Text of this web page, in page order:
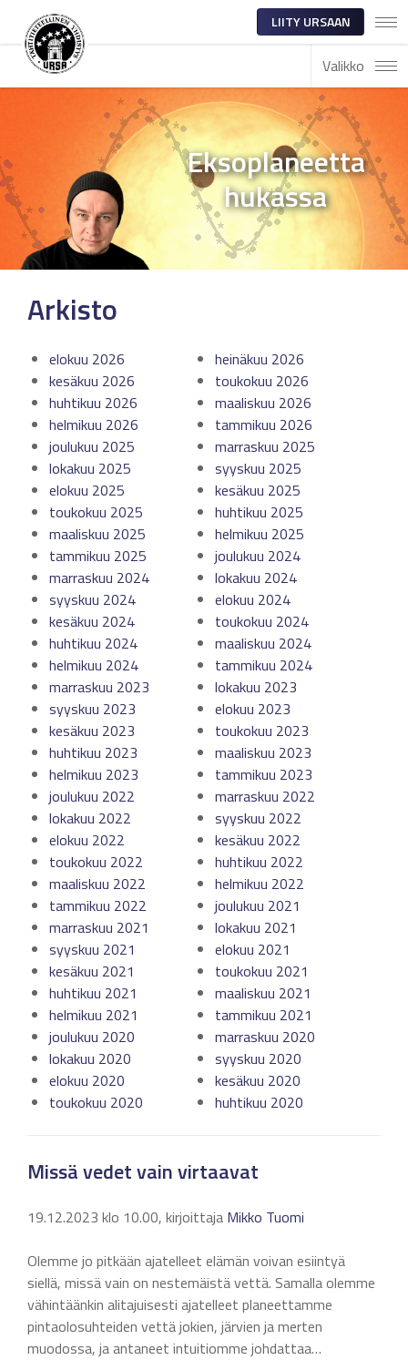
LIITY URSAAN
Valikko
Eksoplaneetta
hukassa
Arkisto
elokuu 2026
heinäkuu 2026
kesäkuu 2026
toukokuu 2026
huhtikuu 2026
maaliskuu 2026
helmikuu 2026
tammikuu 2026
joulukuu 2025
marraskuu 2025
lokakuu 2025
syyskuu 2025
elokuu 2025
kesäkuu 2025
toukokuu 2025
huhtikuu 2025
maaliskuu 2025
helmikuu 2025
tammikuu 2025
joulukuu 2024
marraskuu 2024
lokakuu 2024
syyskuu 2024
elokuu 2024
kesäkuu 2024
toukokuu 2024
huhtikuu 2024
maaliskuu 2024
helmikuu 2024
tammikuu 2024
marraskuu 2023
lokakuu 2023
syyskuu 2023
elokuu 2023
kesäkuu 2023
toukokuu 2023
huhtikuu 2023
maaliskuu 2023
helmikuu 2023
tammikuu 2023
joulukuu 2022
marraskuu 2022
lokakuu 2022
syyskuu 2022
elokuu 2022
kesäkuu 2022
toukokuu 2022
huhtikuu 2022
maaliskuu 2022
helmikuu 2022
tammikuu 2022
joulukuu 2021
marraskuu 2021
lokakuu 2021
syyskuu 2021
elokuu 2021
kesäkuu 2021
toukokuu 2021
huhtikuu 2021
maaliskuu 2021
helmikuu 2021
tammikuu 2021
joulukuu 2020
marraskuu 2020
lokakuu 2020
syyskuu 2020
elokuu 2020
kesäkuu 2020
toukokuu 2020
huhtikuu 2020
Missä vedet vain virtaavat
19.12.2023 klo 10.00, kirjoittaja Mikko Tuomi
Olemme jo pitkään ajatelleet elämän voivan esiintyä
siellä, missä vain on nestemäistä vettä. Samalla olemme
vähintäänkin alitajuisesti ajatelleet planeettamme
pintaolosuhteiden vettä jokien, järvien ja merten
muodossa, ja antaneet intuitiomme johdattaa…